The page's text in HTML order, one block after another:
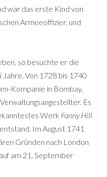
war das erste Kind von
Armeeoffizier, und
so besuchte er die
Jahre. Von 1728 bis 1740
Kompanie in Bombay,
Es
Werk Fanny Hill
Im August 1741
Gründen nach London
am 21. September